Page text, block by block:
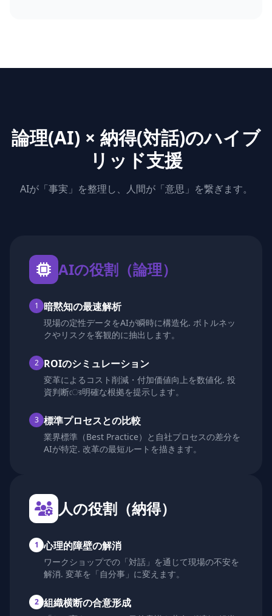
論理(AI) × 納得(対話)のハイブ
リッド支援
AIが「事実」を整理し、人間が「意思」を繋ぎます。
AIの役割（論理）
1 暗黙知の最速解析
現場の定性データをAIが瞬時に構造化. ボトルネッ
クやリスクを客観的に抽出します。
2 ROIのシミュレーション
変革によるコスト削減・付加価値向上を数値化. 投
資判断ের明確な根拠を提示します。
3 標準プロセスとの比較
業界標準（Best Practice）と自社プロセスの差分を
AIが特定. 改革の最短ルートを描きます。
人の役割（納得）
1 心理的障壁の解消
ワークショップでの「対話」を通じて現場の不安を
解消. 変革を「自分事」に変えます。
2 組織横断の合意形成